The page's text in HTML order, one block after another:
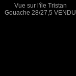
Vue sur l'île Tristan
Gouache 28/27,5 VENDU